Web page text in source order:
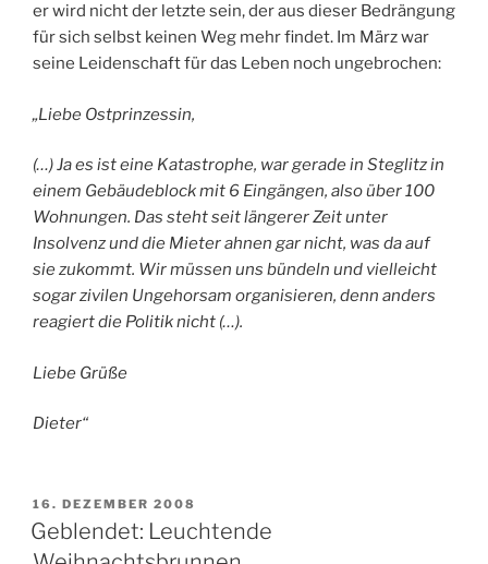
er wird nicht der letzte sein, der aus dieser Bedrängung
für sich selbst keinen Weg mehr findet. Im März war
seine Leidenschaft für das Leben noch ungebrochen:
„Liebe Ostprinzessin,
(…) Ja es ist eine Katastrophe, war gerade in Steglitz in
einem Gebäudeblock mit 6 Eingängen, also über 100
Wohnungen. Das steht seit längerer Zeit unter
Insolvenz und die Mieter ahnen gar nicht, was da auf
sie zukommt. Wir müssen uns bündeln und vielleicht
sogar zivilen Ungehorsam organisieren, denn anders
reagiert die Politik nicht (…).
Liebe Grüße
Dieter“
VERÖFFENTLICHT
AM
16. DEZEMBER 2008
Geblendet: Leuchtende